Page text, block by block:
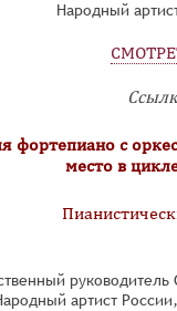
Народный
фортепиано с
место в
артист